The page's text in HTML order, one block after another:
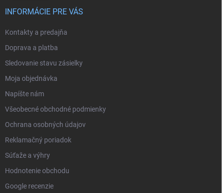
INFORMÁCIE PRE VÁS
Kontakty a predajňa
Doprava a platba
Sledovanie stavu zásielky
Moja objednávka
Napíšte nám
Všeobecné obchodné podmienky
Ochrana osobných údajov
Reklamačný poriadok
Súťaže a výhry
Hodnotenie obchodu
Google recenzie